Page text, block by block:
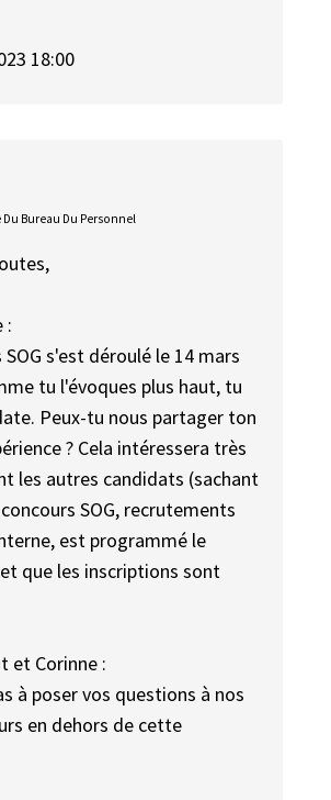
18:00
Du Bureau Du Personnel
:
SOG s'est déroulé le 14 mars
tu l'évoques plus haut, tu
Peux-tu nous partager ton
? Cela intéressera très
les autres candidats (sachant
SOG, recrutements
est programmé le
que les inscriptions sont
et Corinne :
à poser vos questions à nos
en dehors de cette